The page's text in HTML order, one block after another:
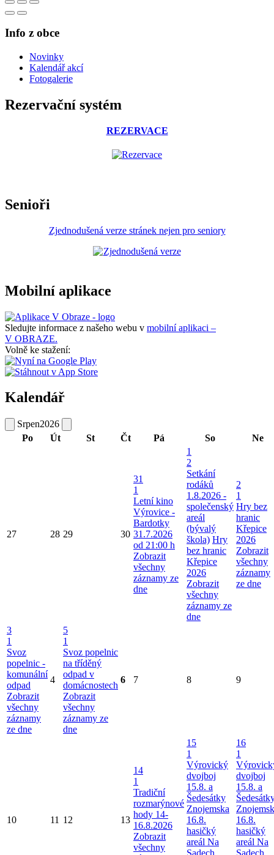
Info z obce
Novinky
Kalendář akcí
Fotogalerie
Rezervační systém
REZERVACE
Senioři
Zjednodušená verze stránek nejen pro seniory
Mobilní aplikace
Sledujte informace z našeho webu v mobilní aplikaci –
V OBRAZE.
Volně ke stažení:
Kalendář
Srpen2026
Po
Út St Čt Pá So Ne
27 28 29 30
31
1
Letní kino
Výrovice -
Bardotky
31.7.2026
od 21:00 h
Zobrazit
všechny
záznamy ze
dne
1
2
Setkání
rodáků
1.8.2026 -
společenský
areál
(bývalý
škola) Hry
bez hranic
Křepice
2026
Zobrazit
všechny
záznamy ze
dne
2
1
Hry bez
hranic
Křepice
2026
Zobrazit
všechny
záznamy
ze dne
3
1
Svoz
popelnic -
komunální
odpad
Zobrazit
všechny
záznamy
ze dne
4
5
1
Svoz popelnic
na tříděný
odpad v
domácnostech
Zobrazit
všechny
záznamy ze
dne
6 7 8 9
10 11 12 13
14
1
Tradiční
rozmarýnové
hody 14-
16.8.2026
Zobrazit
všechny
15
1
Výrovický
dvojboj
15.8. a
Šedesátky
Znojemska
16.8.
hasičký
areál Na
16
1
dvojboj
15.8. a
16.8.
hasičký
areál Na